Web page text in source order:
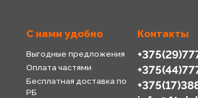
С нами удобно
Выгодные предложения
Оплата частями
Бесплатная доставка по
РБ
Контакты